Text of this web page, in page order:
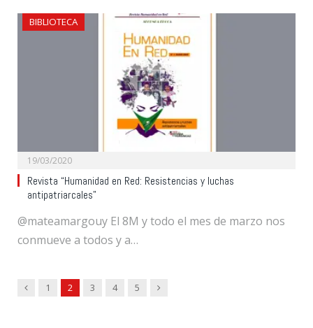
BIBLIOTECA
19/03/2020
Revista “Humanidad en Red: Resistencias y luchas
antipatriarcales”
@mateamargouy El 8M y todo el mes de marzo nos
conmueve a todos y a…
Previous
1 2 3 4 5 Next